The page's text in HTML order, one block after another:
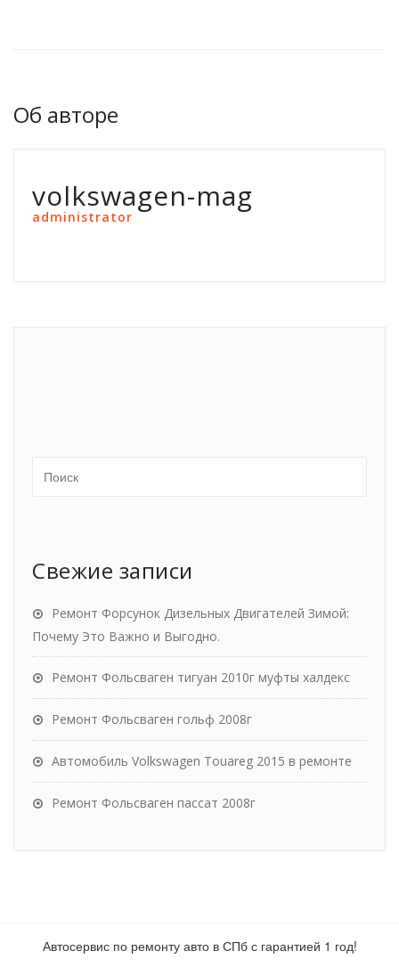
Об авторе
volkswagen-mag
administrator
Свежие записи
Ремонт Форсунок Дизельных Двигателей Зимой:
Почему Это Важно и Выгодно.
Ремонт Фольсваген тигуан 2010г муфты халдекс
Ремонт Фольсваген гольф 2008г
Автомобиль Volkswagen Touareg 2015 в ремонте
Ремонт Фольсваген пассат 2008г
Автосервис по ремонту авто в СПб с гарантией 1 год!